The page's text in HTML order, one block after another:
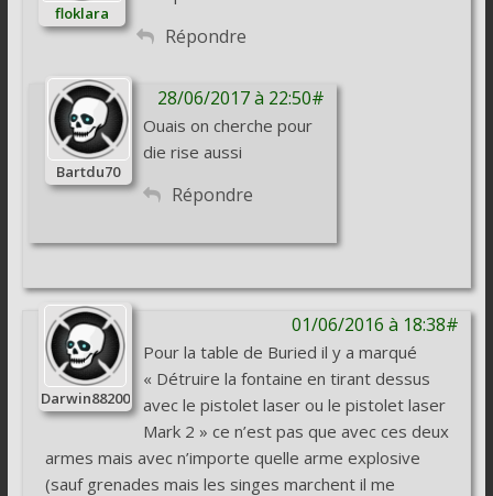
floklara
Répondre
28/06/2017 à 22:50#
Bartdu70
Ouais on cherche pour
die rise aussi
Répondre
01/06/2016 à 18:38#
Darwin88200
Pour la table de Buried il y a marqué
« Détruire la fontaine en tirant dessus
avec le pistolet laser ou le pistolet laser
Mark 2 » ce n’est pas que avec ces deux
armes mais avec n’importe quelle arme explosive
(sauf grenades mais les singes marchent il me